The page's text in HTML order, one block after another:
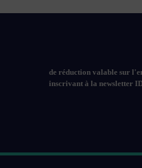
de réduction valable sur
inscrivant à la newsletter